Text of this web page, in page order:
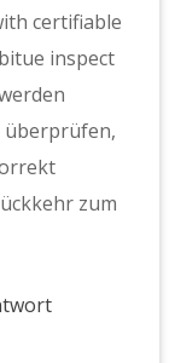
certifiable
inspect
überprüfen,
zum